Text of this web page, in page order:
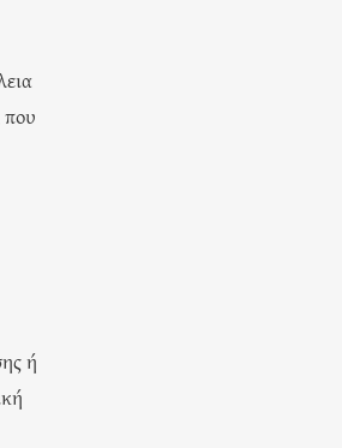
που
ή